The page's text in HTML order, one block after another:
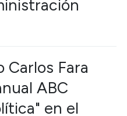
Carlos Fara
ABC
en el